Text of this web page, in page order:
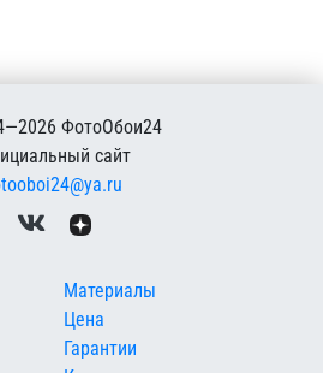
ФотоОбои24
сайт
подвалеМатериалы
Цена
Гарантии